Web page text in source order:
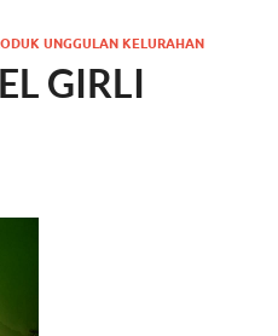
UNGGULAN KELURAHAN
GIRLI